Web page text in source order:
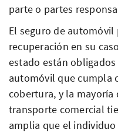
parte o partes
El seguro de automóvil
recuperación en su
estado están
automóvil que cumpla
cobertura, y la mayoría
transporte comercial
amplia que el